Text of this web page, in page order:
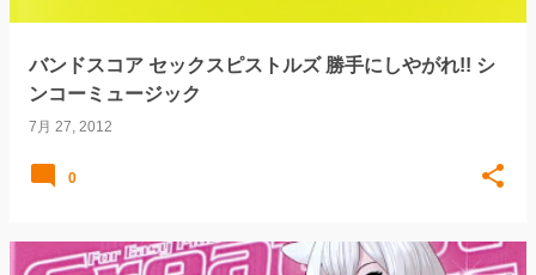
バンドスコア セックスピストルズ 勝手にしやがれ!! シ
ンコーミュージック
7月 27, 2012
0